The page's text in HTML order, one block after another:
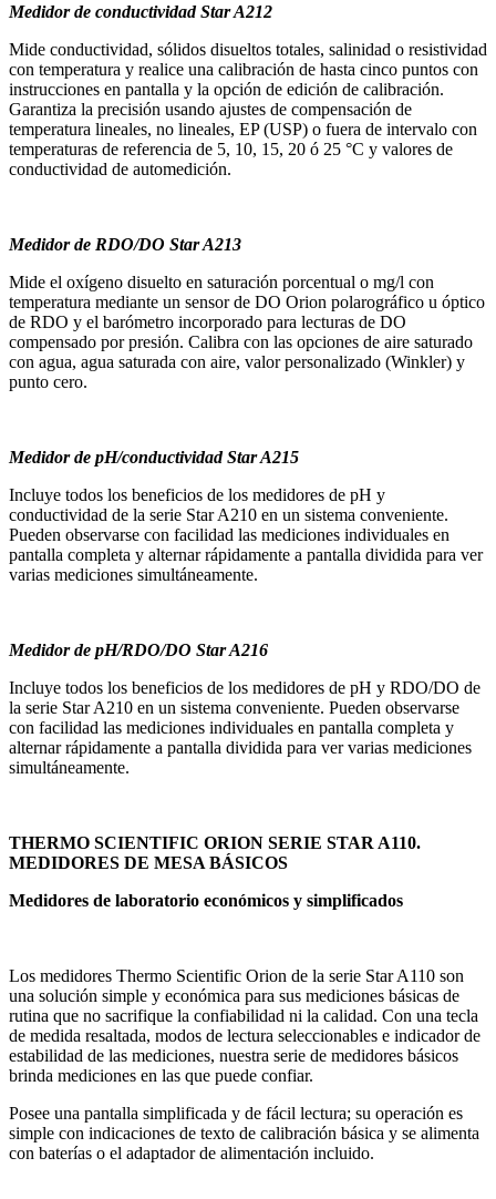
Medidor de conductividad Star A212
Mide conductividad, sólidos disueltos totales, salinidad o resistividad
con temperatura y realice una calibración de hasta cinco puntos con
instrucciones en pantalla y la opción de edición de calibración.
Garantiza la precisión usando ajustes de compensación de
temperatura lineales, no lineales, EP (USP) o fuera de intervalo con
temperaturas de referencia de 5, 10, 15, 20 ó 25 °C y valores de
conductividad de automedición.
Medidor de RDO/DO Star A213
Mide el oxígeno disuelto en saturación porcentual o mg/l con
temperatura mediante un sensor de DO Orion polarográfico u óptico
de RDO y el barómetro incorporado para lecturas de DO
compensado por presión. Calibra con las opciones de aire saturado
con agua, agua saturada con aire, valor personalizado (Winkler) y
punto cero.
Medidor de pH/conductividad Star A215
Incluye todos los beneficios de los medidores de pH y
conductividad de la serie Star A210 en un sistema conveniente.
Pueden observarse con facilidad las mediciones individuales en
pantalla completa y alternar rápidamente a pantalla dividida para ver
varias mediciones simultáneamente.
Medidor de pH/RDO/DO Star A216
Incluye todos los beneficios de los medidores de pH y RDO/DO de
la serie Star A210 en un sistema conveniente. Pueden observarse
con facilidad las mediciones individuales en pantalla completa y
alternar rápidamente a pantalla dividida para ver varias mediciones
simultáneamente.
THERMO SCIENTIFIC ORION SERIE STAR A110.
MEDIDORES DE MESA BÁSICOS
Medidores de laboratorio económicos y simplificados
Los medidores Thermo Scientific Orion de la serie Star A110 son
una solución simple y económica para sus mediciones básicas de
rutina que no sacrifique la confiabilidad ni la calidad. Con una tecla
de medida resaltada, modos de lectura seleccionables e indicador de
estabilidad de las mediciones, nuestra serie de medidores básicos
brinda mediciones en las que puede confiar.
Posee una pantalla simplificada y de fácil lectura; su operación es
simple con indicaciones de texto de calibración básica y se alimenta
con baterías o el adaptador de alimentación incluido.